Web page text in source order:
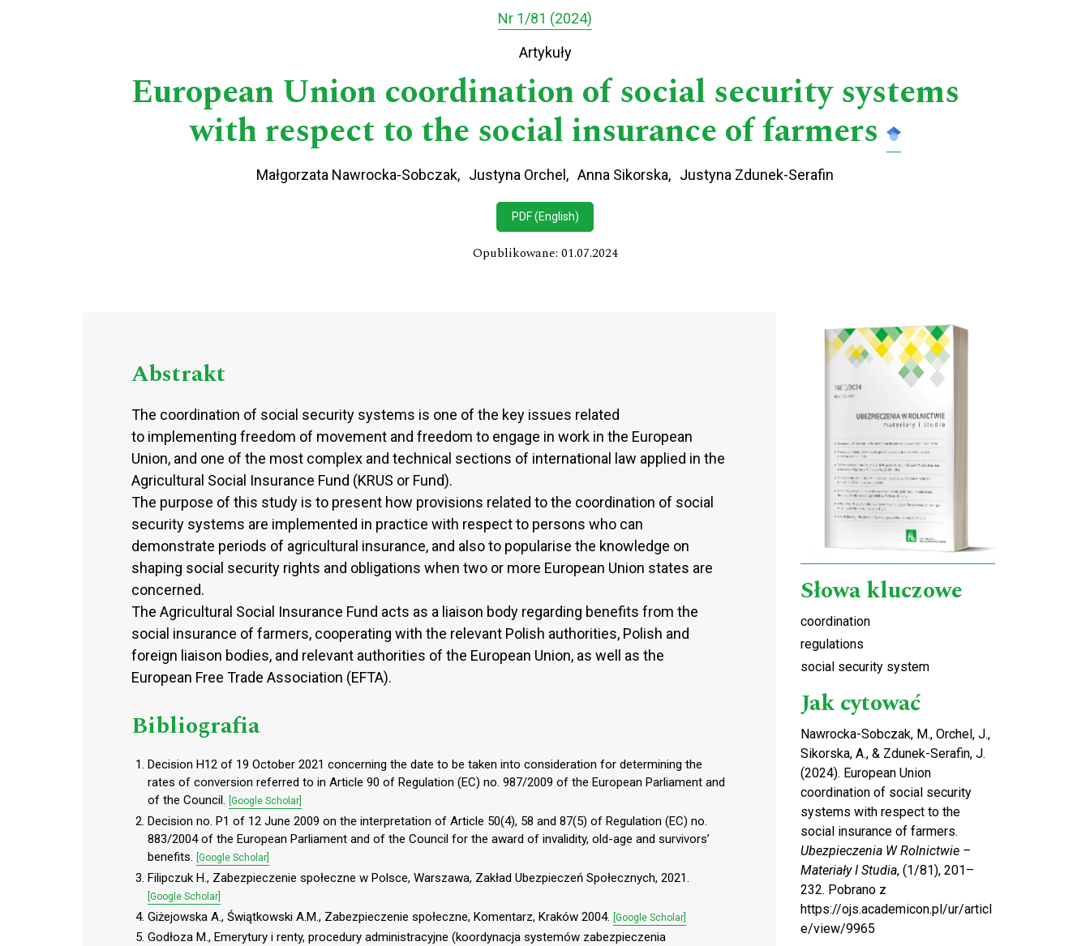
Nr 1/81 (2024)
Artykuły
European Union coordination of social security systems
with respect to the social insurance of farmers
Małgorzata Nawrocka-Sobczak Justyna Orchel Anna Sikorska Justyna Zdunek-Serafin
PDF (English)
Opublikowane: 01.07.2024
Abstrakt
The coordination of social security systems is one of the key issues related
to implementing freedom of movement and freedom to engage in work in the European
Union, and one of the most complex and technical sections of international law applied in the
Agricultural Social Insurance Fund (KRUS or Fund).
The purpose of this study is to present how provisions related to the coordination of social
security systems are implemented in practice with respect to persons who can
demonstrate periods of agricultural insurance, and also to popularise the knowledge on
shaping social security rights and obligations when two or more European Union states are
concerned.
The Agricultural Social Insurance Fund acts as a liaison body regarding benefits from the
social insurance of farmers, cooperating with the relevant Polish authorities, Polish and
foreign liaison bodies, and relevant authorities of the European Union, as well as the
European Free Trade Association (EFTA).
Bibliografia
Decision H12 of 19 October 2021 concerning the date to be taken into consideration for determining the
rates of conversion referred to in Article 90 of Regulation (EC) no. 987/2009 of the European Parliament and
of the Council. [Google Scholar]
Decision no. P1 of 12 June 2009 on the interpretation of Article 50(4), 58 and 87(5) of Regulation (EC) no.
883/2004 of the European Parliament and of the Council for the award of invalidity, old-age and survivors’
benefits. [Google Scholar]
Filipczuk H., Zabezpieczenie społeczne w Polsce, Warszawa, Zakład Ubezpieczeń Społecznych, 2021.
[Google Scholar]
Giżejowska A., Świątkowski A.M., Zabezpieczenie społeczne, Komentarz, Kraków 2004. [Google Scholar]
Godłoza M., Emerytury i renty, procedury administracyjne (koordynacja systemów zabezpieczenia
Cover image
Słowa kluczowe
coordination
regulations
social security system
Jak cytować
Nawrocka-Sobczak, M., Orchel, J.,
Sikorska, A., & Zdunek-Serafin, J.
(2024). European Union
coordination of social security
systems with respect to the
social insurance of farmers.
Ubezpieczenia W Rolnictwie –
Materiały I Studia, (1/81), 201–
232. Pobrano z
https://ojs.academicon.pl/ur/articl
e/view/9965